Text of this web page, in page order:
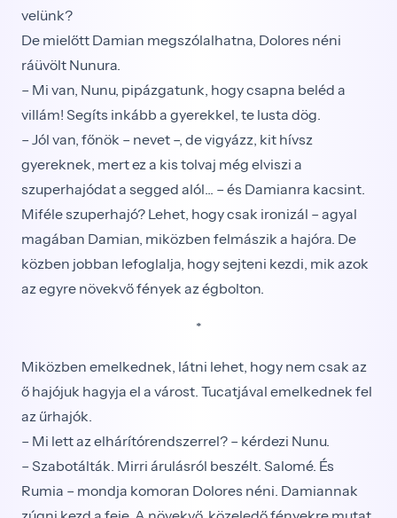
velünk?
De mielőtt Damian megszólalhatna, Dolores néni
ráüvölt Nunura.
– Mi van, Nunu, pipázgatunk, hogy csapna beléd a
villám! Segíts inkább a gyerekkel, te lusta dög.
– Jól van, főnök – nevet –, de vigyázz, kit hívsz
gyereknek, mert ez a kis tolvaj még elviszi a
szuperhajódat a segged alól... – és Damianra kacsint.
Miféle szuperhajó? Lehet, hogy csak ironizál – agyal
magában Damian, miközben felmászik a hajóra. De
közben jobban lefoglalja, hogy sejteni kezdi, mik azok
az egyre növekvő fények az égbolton.
*
Miközben emelkednek, látni lehet, hogy nem csak az
ő hajójuk hagyja el a várost. Tucatjával emelkednek fel
az űrhajók.
– Mi lett az elhárítórendszerrel? – kérdezi Nunu.
– Szabotálták. Mirri árulásról beszélt. Salomé. És
Rumia – mondja komoran Dolores néni. Damiannak